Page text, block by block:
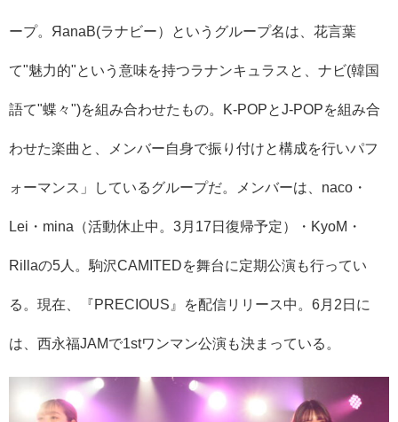
ープ。ЯanaB(ラナビー）というグループ名は、花言葉
て"魅力的"という意味を持つラナンキュラスと、ナビ(韓国
語て"蝶々")を組み合わせたもの。K-POPとJ-POPを組み合
わせた楽曲と、メンバー自身で振り付けと構成を行いパフ
ォーマンス」しているグループだ。メンバーは、naco・
Lei・mina（活動休止中。3月17日復帰予定）・KyoM・
Rillaの5人。駒沢CAMITEDを舞台に定期公演も行ってい
る。現在、『PRECIOUS』を配信リリース中。6月2日に
は、西永福JAMで1stワンマン公演も決まっている。